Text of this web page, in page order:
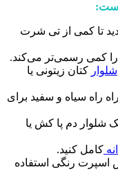
ست:
تا کمی از تی شرت
کمی رسمی‌تر می‌کند.
شلوار کتان زیتونی یا
راه سیاه و سفید برای
شلوار دم پا کش یا
کامل کنید.
اسپرت رنگی استفاده